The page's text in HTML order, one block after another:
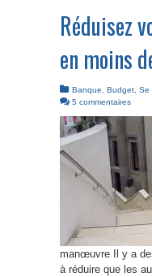
Réduisez
en moins
Banque Budget Se
5 commentaires
manœuvre Il y a
à réduire que les